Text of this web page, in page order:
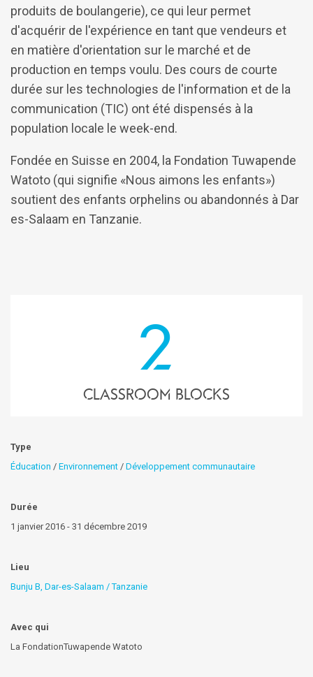
produits de boulangerie), ce qui leur permet
d'acquérir de l'expérience en tant que vendeurs et
en matière d'orientation sur le marché et de
production en temps voulu. Des cours de courte
durée sur les technologies de l'information et de la
communication (TIC) ont été dispensés à la
population locale le week-end.
Fondée en Suisse en 2004, la Fondation Tuwapende
Watoto (qui signifie «Nous aimons les enfants»)
soutient des enfants orphelins ou abandonnés à Dar
es-Salaam en Tanzanie.
2
classroom blocks
Type
Éducation / Environnement / Développement communautaire
Durée
1 janvier 2016 - 31 décembre 2019
Lieu
Bunju B, Dar-es-Salaam / Tanzanie
Avec qui
La FondationTuwapende Watoto